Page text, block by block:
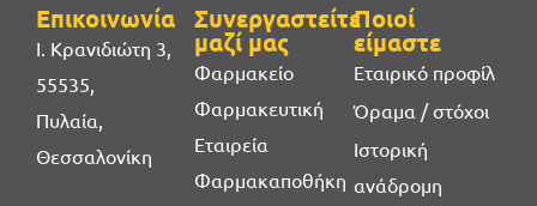
Επικοινωνία
Ι. Κρανιδιώτη 3,
55535,
Πυλαία,
Θεσσαλονίκη
Συνεργαστείτε
μαζί μας
Φαρμακείο
Φαρμακευτική
Εταιρεία
Φαρμακαποθήκη
Ποιοί
είμαστε
Εταιρικό προφίλ
Όραμα / στόχοι
Ιστορική
ανάδρομη